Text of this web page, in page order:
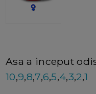
Asa a inceput
10,9,8,7,6,5,4,3,2,1